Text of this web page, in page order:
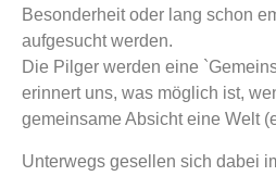
Besonderheit oder lang schon
aufgesucht werden.
Die Pilger werden eine
erinnert uns, was möglich ist,
gemeinsame Absicht eine Welt
Unterwegs gesellen sich dabei